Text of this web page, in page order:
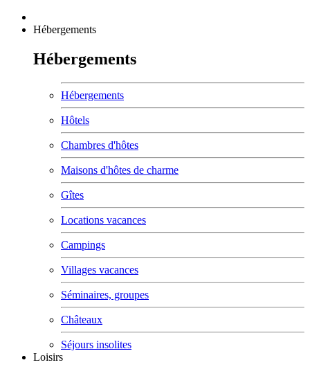
Hébergements
Hébergements
Hébergements
Hôtels
Chambres d'hôtes
Maisons d'hôtes de charme
Gîtes
Locations vacances
Campings
Villages vacances
Séminaires, groupes
Châteaux
Séjours insolites
Loisirs